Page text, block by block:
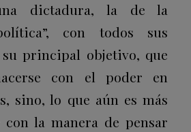
dictadura, la de la
con todos sus
principal objetivo, que
con el poder en
sino, lo que aún es más
con la manera de pensar